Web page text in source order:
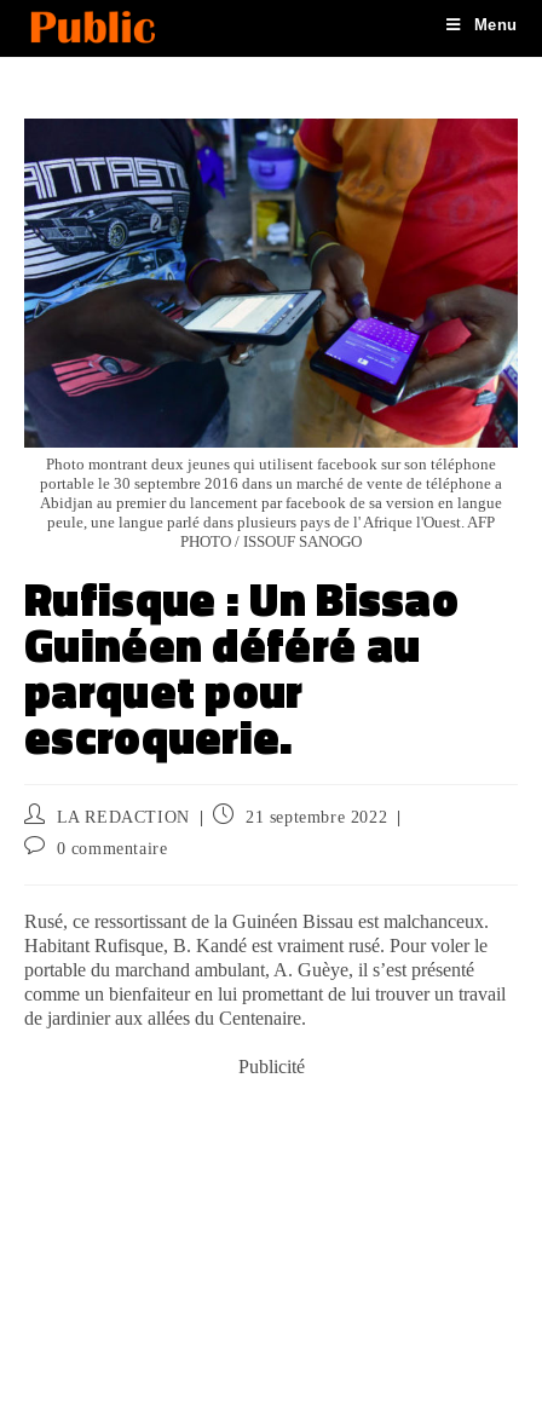
Menu
Photo montrant deux jeunes qui utilisent facebook sur son téléphone
portable le 30 septembre 2016 dans un marché de vente de téléphone a
Abidjan au premier du lancement par facebook de sa version en langue
peule, une langue parlé dans plusieurs pays de l' Afrique l'Ouest. AFP
PHOTO / ISSOUF SANOGO
Rufisque : Un Bissao
Guinéen déféré au
parquet pour
escroquerie.
LA REDACTION
21 septembre 2022
0 commentaire
Rusé, ce ressortissant de la Guinéen Bissau est malchanceux.
Habitant Rufisque, B. Kandé est vraiment rusé. Pour voler le
portable du marchand ambulant, A. Guèye, il s’est présenté
comme un bienfaiteur en lui promettant de lui trouver un travail
de jardinier aux allées du Centenaire.
Publicité